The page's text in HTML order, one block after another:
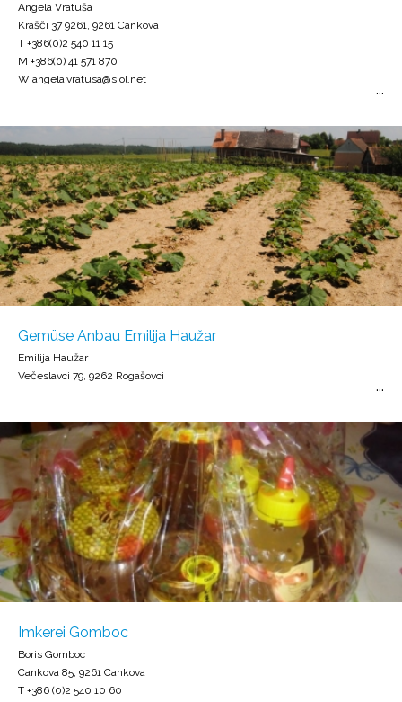
Angela Vratuša
Krašči 37 9261, 9261 Cankova
T +386(0)2 540 11 15
M +386(0) 41 571 870
W angela.vratusa@siol.net
Gemüse Anbau Emilija Haužar
Emilija Haužar
Večeslavci 79, 9262 Rogašovci
Imkerei Gomboc
Boris Gomboc
Cankova 85, 9261 Cankova
T +386 (0)2 540 10 60